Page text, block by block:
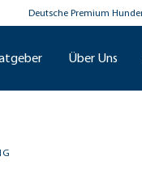
Deutsche Premium
Über Uns